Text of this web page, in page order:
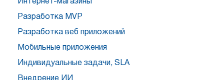
Интернет-магазины
Разработка MVP
Разработка веб приложений
Мобильные приложения
Индивидуальные задачи, SLA
Внедрение ИИ